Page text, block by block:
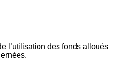
l’utilisation des fonds alloués